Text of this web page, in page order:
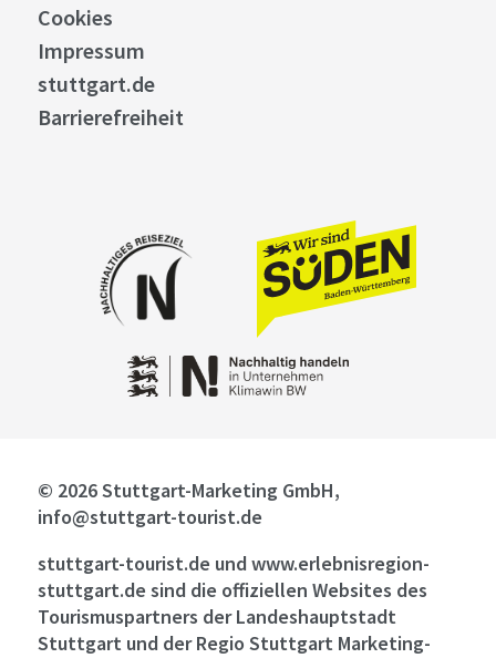
Cookies
Impressum
stuttgart.de
Barrierefreiheit
© 2026 Stuttgart-Marketing GmbH,
info@stuttgart-tourist.de
stuttgart-tourist.de und www.erlebnisregion-
stuttgart.de sind die offiziellen Websites des
Tourismuspartners der Landeshauptstadt
Stuttgart und der Regio Stuttgart Marketing-